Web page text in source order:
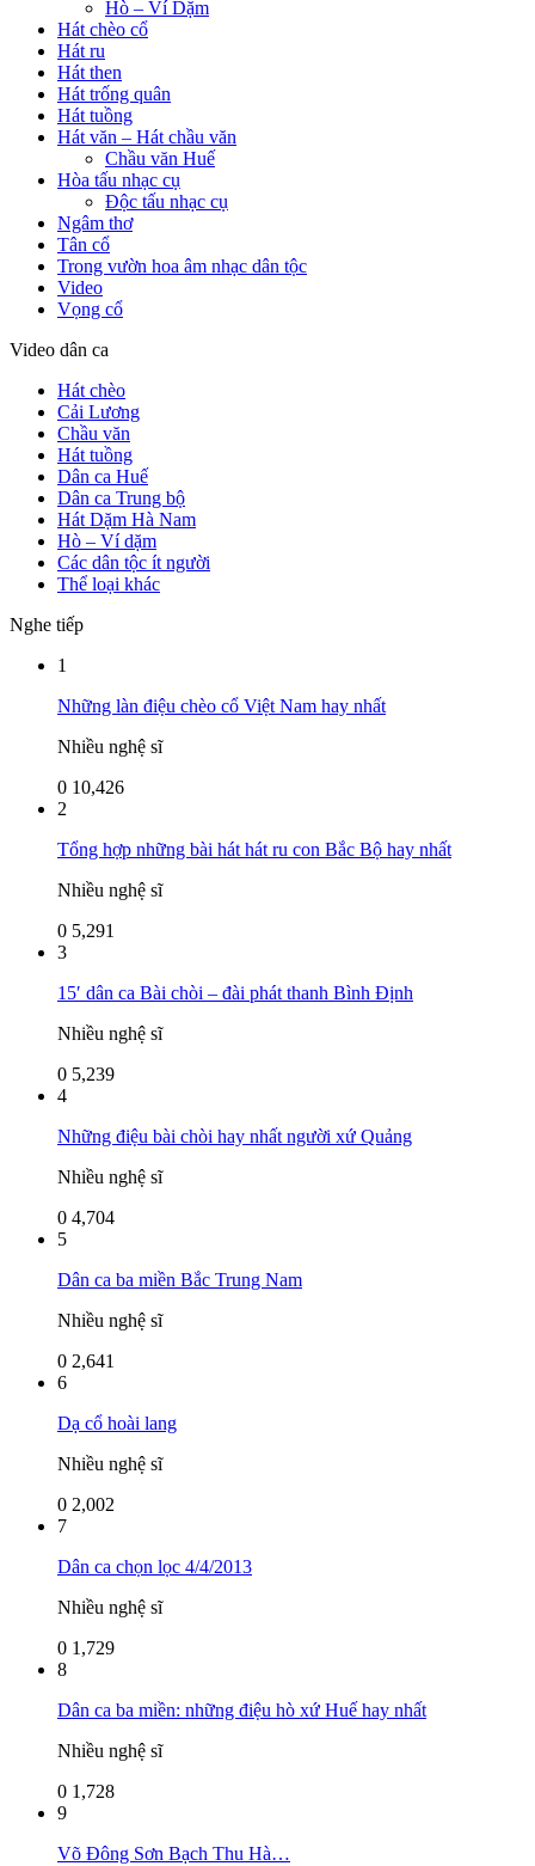
Hò – Ví Dặm
Hát chèo cổ
Hát ru
Hát then
Hát trống quân
Hát tuồng
Hát văn – Hát chầu văn
Chầu văn Huế
Hòa tấu nhạc cụ
Độc tấu nhạc cụ
Ngâm thơ
Tân cổ
Trong vườn hoa âm nhạc dân tộc
Video
Vọng cổ
Video dân ca
Hát chèo
Cải Lương
Chầu văn
Hát tuồng
Dân ca Huế
Dân ca Trung bộ
Hát Dặm Hà Nam
Hò – Ví dặm
Các dân tộc ít người
Thể loại khác
Nghe tiếp
1
Những làn điệu chèo cổ Việt Nam hay nhất
Nhiều nghệ sĩ
0 10,426
2
Tổng hợp những bài hát hát ru con Bắc Bộ hay nhất
Nhiều nghệ sĩ
0 5,291
3
15′ dân ca Bài chòi – đài phát thanh Bình Định
Nhiều nghệ sĩ
0 5,239
4
Những điệu bài chòi hay nhất người xứ Quảng
Nhiều nghệ sĩ
0 4,704
5
Dân ca ba miền Bắc Trung Nam
Nhiều nghệ sĩ
0 2,641
6
Dạ cổ hoài lang
Nhiều nghệ sĩ
0 2,002
7
Dân ca chọn lọc 4/4/2013
Nhiều nghệ sĩ
0 1,729
8
Dân ca ba miền: những điệu hò xứ Huế hay nhất
Nhiều nghệ sĩ
0 1,728
9
Võ Đông Sơn Bạch Thu Hà…